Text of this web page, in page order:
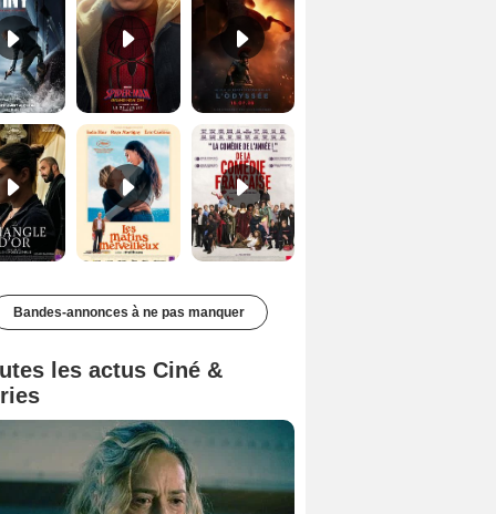
Le Triangle d'or Bande-annonce VF De la Comédie-Française Teaser VF
Bandes-annonces à ne pas manquer
les actus Ciné &